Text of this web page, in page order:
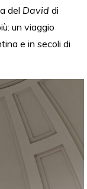
del David di
un viaggio
e in secoli di